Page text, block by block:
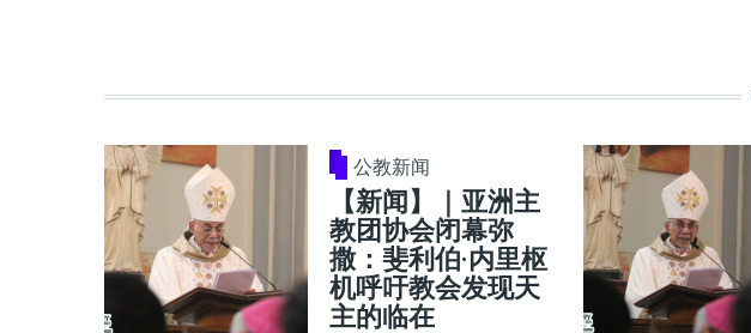
公教新闻
【新闻】｜亚洲主
教团协会闭幕弥
撒：斐利伯·内里枢
机呼吁教会发现天
主的临在